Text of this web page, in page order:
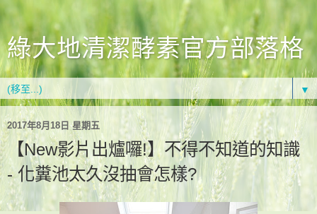
綠大地清潔酵素官方部落格
▼
2017年8月18日 星期五
【New影片出爐囉!】不得不知道的知識
- 化糞池太久沒抽會怎樣?